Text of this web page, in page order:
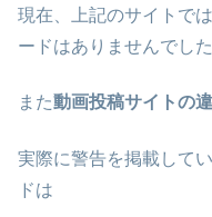
現在、上記のサイトで
ードはありませんでした
また動画投稿サイトの
実際に警告を掲載して
ドは